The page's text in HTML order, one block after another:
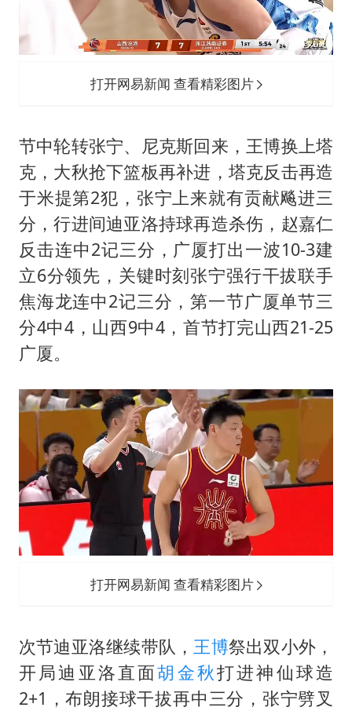
打开网易新闻 查看精彩图片
节中轮转张宁、尼克斯回来，王博换上塔
克，大秋抢下篮板再补进，塔克反击再造
于米提第2犯，张宁上来就有贡献飚进三
分，行进间迪亚洛持球再造杀伤，赵嘉仁
反击连中2记三分，广厦打出一波10-3建
立6分领先，关键时刻张宁强行干拔联手
焦海龙连中2记三分，第一节广厦单节三
分4中4，山西9中4，首节打完山西21-25
广厦。
打开网易新闻 查看精彩图片
次节迪亚洛继续带队， 王博祭出双小外，
开局迪亚洛直面胡金秋打进神仙球造
2+1，布朗接球干拔再中三分，张宁劈叉